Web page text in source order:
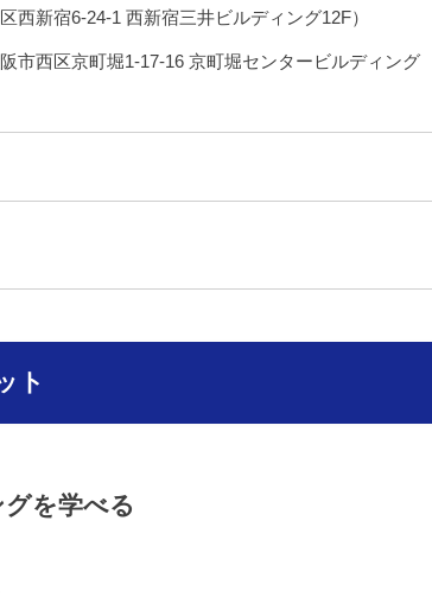
西新宿6-24-1 西新宿三井ビルディング12F）
市西区京町堀1-17-16 京町堀センタービルディング
ト
を学べる